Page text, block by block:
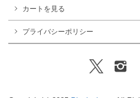
カートを見る
プライバシーポリシー